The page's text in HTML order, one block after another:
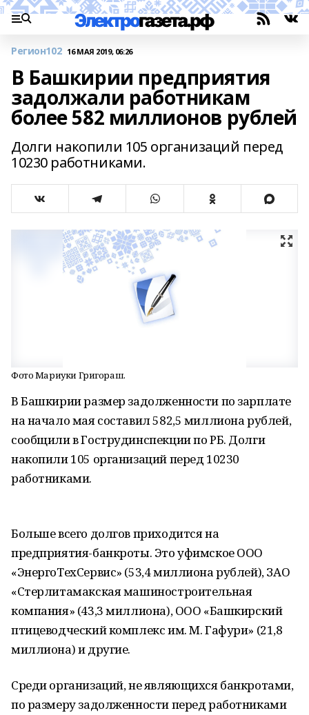
Регион102 16 МАЯ 2019, 06:26
В Башкирии предприятия
задолжали работникам
более 582 миллионов рублей
Долги накопили 105 организаций перед
10230 работниками.
Фото Мариуки Григораш.
В Башкирии размер задолженности по зарплате
на начало мая составил 582,5 миллиона рублей,
сообщили в Гострудинспекции по РБ. Долги
накопили 105 организаций перед 10230
работниками.
Больше всего долгов приходится на
предприятия-банкроты. Это уфимское ООО
«ЭнергоТехСервис» (53,4 миллиона рублей), ЗАО
«Стерлитамакская машиностроительная
компания» (43,3 миллиона), ООО «Башкирский
птицеводческий комплекс им. М. Гафури» (21,8
миллиона) и другие.
Среди организаций, не являющихся банкротами,
по размеру задолженности перед работниками